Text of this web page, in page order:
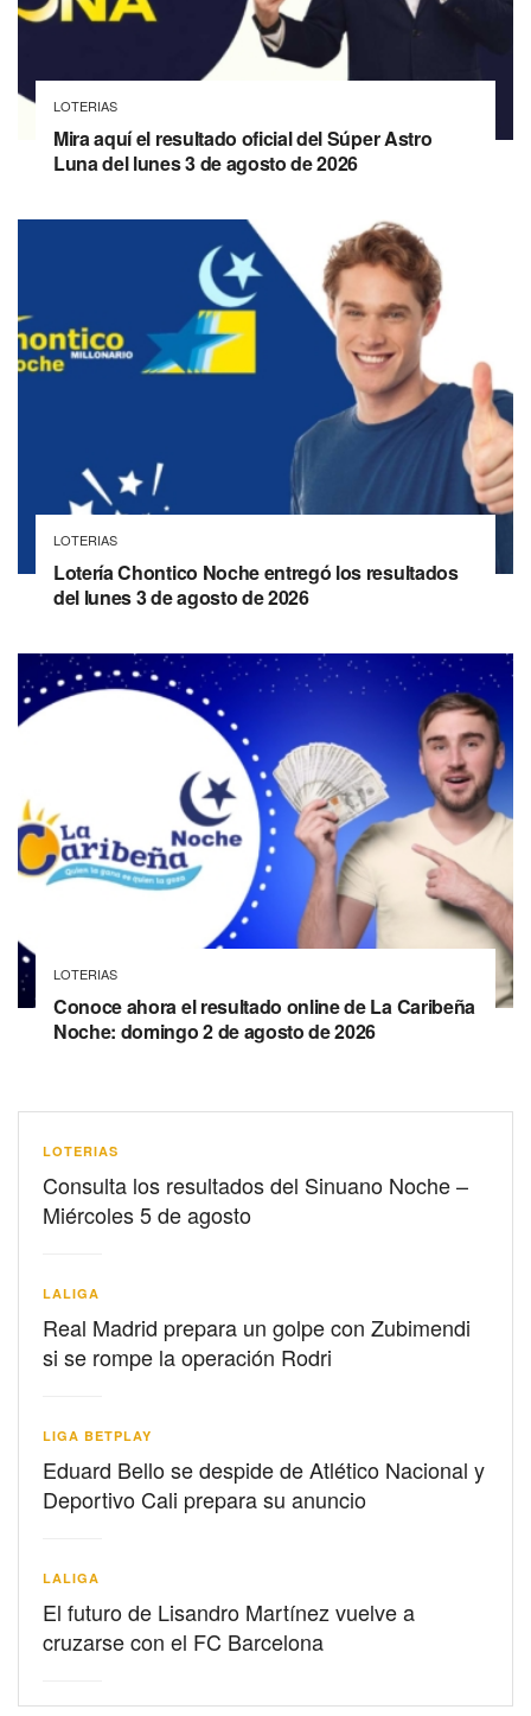
LOTERIAS
Mira aquí el resultado oficial del Súper Astro
Luna del lunes 3 de agosto de 2026
LOTERIAS
Lotería Chontico Noche entregó los resultados
del lunes 3 de agosto de 2026
LOTERIAS
Conoce ahora el resultado online de La Caribeña
Noche: domingo 2 de agosto de 2026
LOTERIAS
Consulta los resultados del Sinuano Noche –
Miércoles 5 de agosto
LALIGA
Real Madrid prepara un golpe con Zubimendi
si se rompe la operación Rodri
LIGA BETPLAY
Eduard Bello se despide de Atlético Nacional y
Deportivo Cali prepara su anuncio
LALIGA
El futuro de Lisandro Martínez vuelve a
cruzarse con el FC Barcelona